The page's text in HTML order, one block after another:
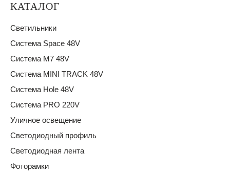
КАТАЛОГ
Светильники
Система Space 48V
Система M7 48V
Система MINI TRACK 48V
Система Hole 48V
Система PRO 220V
Уличное освещение
Светодиодный профиль
Светодиодная лента
Фоторамки